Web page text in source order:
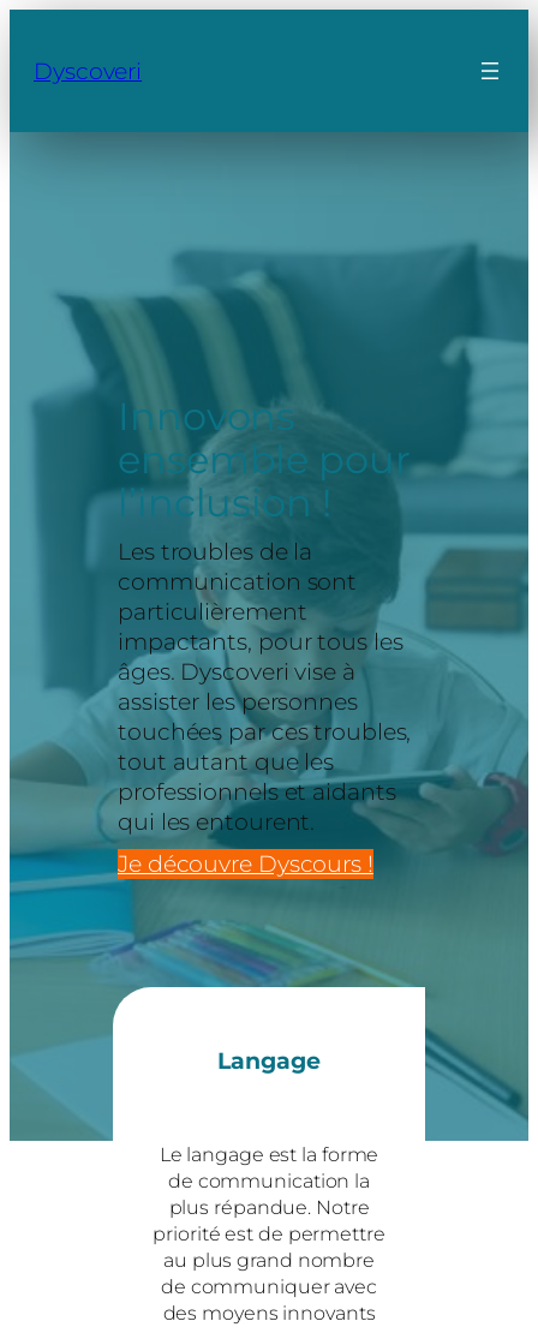
Dyscoveri
Innovons
ensemble pour
l’inclusion !
Les troubles de la
communication sont
particulièrement
impactants, pour tous les
âges. Dyscoveri vise à
assister les personnes
touchées par ces troubles,
tout autant que les
professionnels et aidants
qui les entourent.
Je découvre Dyscours !
Langage
Le langage est la forme
de communication la
plus répandue. Notre
priorité est de permettre
au plus grand nombre
de communiquer avec
des moyens innovants